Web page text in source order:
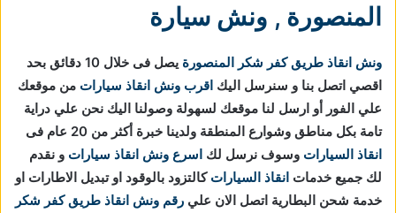
المنصورة , ونش سيارة
ونش انقاذ طريق كفر شكر المنصورة
يصل فى خلال 10 دقائق بحد
اقصي اتصل بنا و سنرسل اليك اقرب ونش انقاذ سيارات من موقعك
علي الفور أو ارسل لنا موقعك لسهولة وصولنا اليك نحن علي دراية
تامة بكل مناطق وشوارع المنطقة ولدينا خبرة أكثر من 20 عام فى
انقاذ السيارات وسوف نرسل لك اسرع ونش انقاذ سيارات و نقدم
لك جميع خدمات انقاذ السيارات كالتزود بالوقود او تبديل الاطارات او
خدمة شحن البطارية اتصل الان علي رقم ونش انقاذ طريق كفر شكر